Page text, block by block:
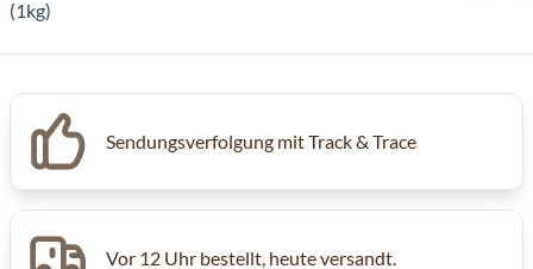
Sendungsverfolgung mit Track & Trace
Vor 12 Uhr bestellt, heute versandt.